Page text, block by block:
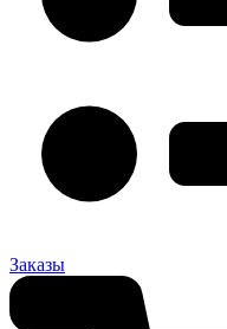
Заказы